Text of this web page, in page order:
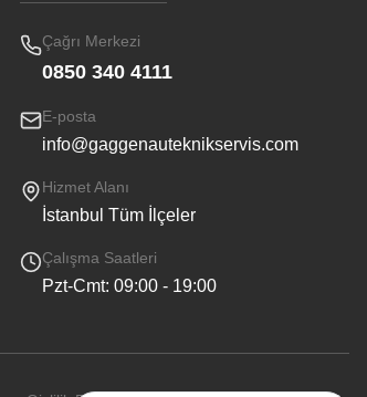
Çağrı Merkezi
0850 340 4111
E-posta
info@gaggenauteknikservis.com
Hizmet Alanı
İstanbul Tüm İlçeler
Çalışma Saatleri
Pzt-Cmt: 09:00 - 19:00